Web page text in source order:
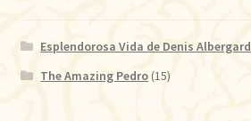
Esplendorosa Vida de Denis Albergard
The Amazing Pedro (15)